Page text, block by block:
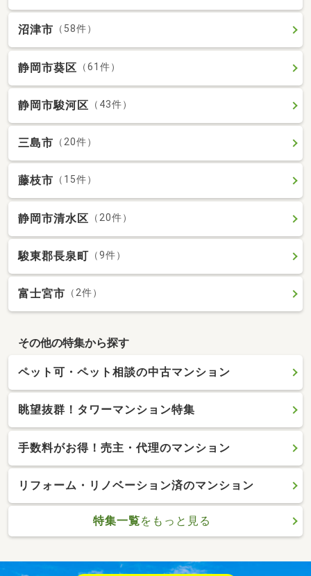
沼津市 （58件）
静岡市葵区 （61件）
静岡市駿河区 （43件）
三島市 （20件）
藤枝市 （15件）
静岡市清水区 （20件）
駿東郡長泉町 （9件）
富士宮市 （2件）
その他の特集から探す
ペット可・ペット相談の中古マンション
眺望抜群！タワーマンション特集
手数料がお得！売主・代理のマンション
リフォーム・リノベーション済のマンション
特集一覧をもっと見る